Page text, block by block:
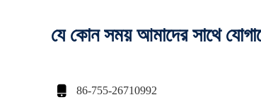
যে কোন সময় আমাদের সাথে
 86-755-26710992